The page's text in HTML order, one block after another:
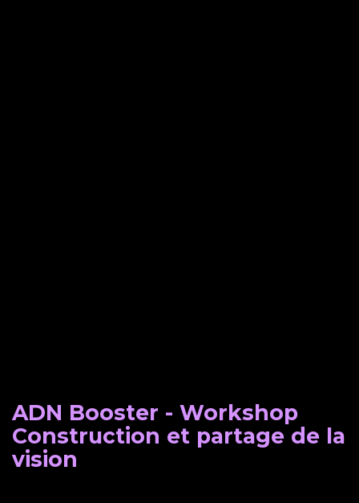
ADN Booster - Workshop
Construction et partage de la
vision